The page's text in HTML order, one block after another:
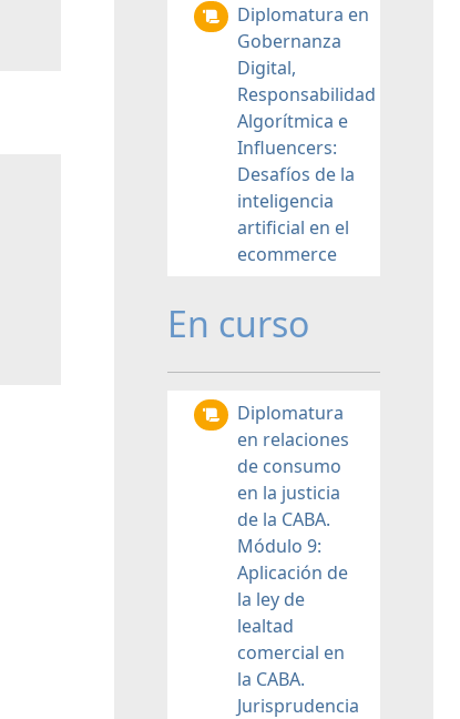
Diplomatura en
Gobernanza
Digital,
Responsabilidad
Algorítmica e
Influencers:
Desafíos de la
inteligencia
artificial en el
ecommerce
En curso
Diplomatura
en relaciones
de consumo
en la justicia
de la CABA.
Módulo 9:
Aplicación de
la ley de
lealtad
comercial en
la CABA.
Jurisprudencia